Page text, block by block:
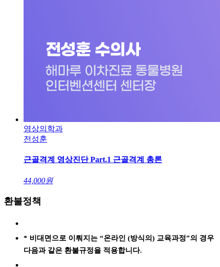
영상의학과
전성훈
근골격계 영상진단 Part.1 근골격계 총론
44,000원
환불정책
* 비대면으로 이뤄지는 “온라인 (방식의) 교육과정”의 경우
다음과 같은 환불규정을 적용합니다.